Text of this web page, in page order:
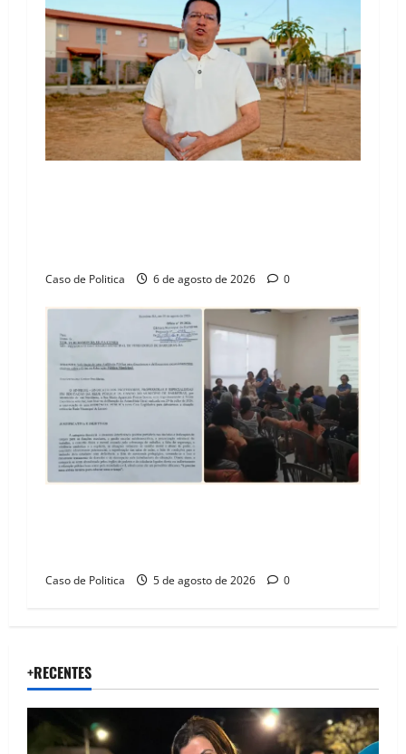
Caso de Politica 6 de agosto de 2026 0
Caso de Politica 5 de agosto de 2026 0
+RECENTES